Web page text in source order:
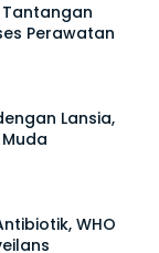
Tantangan
Perawatan
Lansia,
WHO